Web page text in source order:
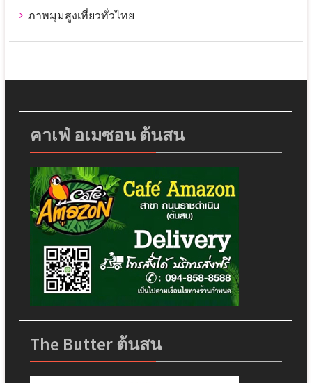
ภาพมุมสูงเที่ยวทั่วไทย
คาเฟ่ อเมซอน ต้นสน
The Butter ต้นสน